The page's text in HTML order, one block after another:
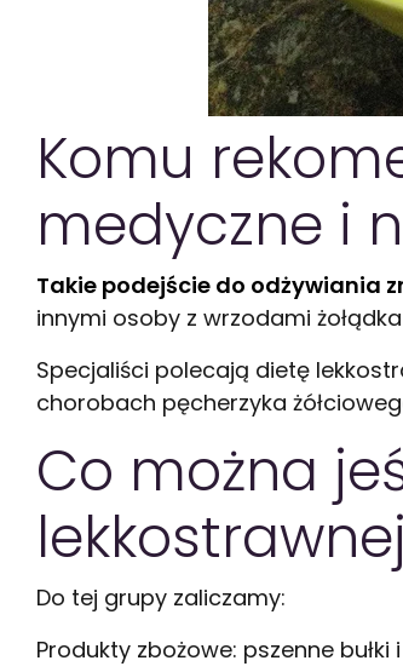
Komu
medyczne i
Takie podejście do odżywiania
innymi osoby z wrzodami
Specjaliści polecają dietę
chorobach pęcherzyka
Co można
lekkostrawnej
Do tej grupy zaliczamy:
Produkty zbożowe: pszenne